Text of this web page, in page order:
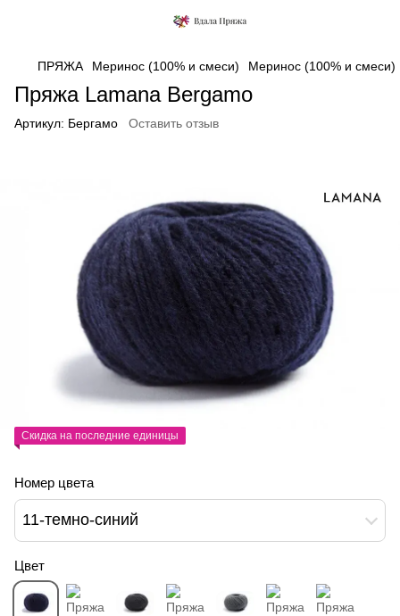
ПРЯЖА Меринос (100% и смеси) Меринос (100% и смеси)
Пряжа Lamana Bergamo
Артикул: Бергамо Оставить отзыв
Скидка на последние единицы
Номер цвета
11-темно-синий
Цвет